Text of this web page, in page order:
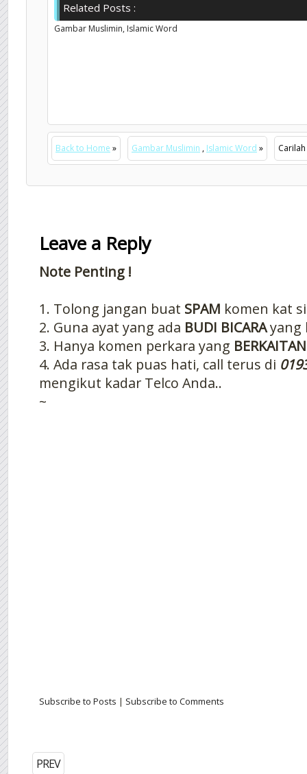
Related Posts :
Gambar Muslimin, Islamic Word
Back to Home » Gambar Muslimin , Islamic Word »
Leave a Reply
Note Penting !
1. Tolong jangan buat SPAM komen kat
2. Guna ayat yang ada BUDI BICARAyang
3. Hanya komen perkara yang BERKAITAN
4. Ada rasa tak puas hati, call terus di
mengikut kadar Telco Anda..
~
Subscribe to Posts | Subscribe to Comments
PREV